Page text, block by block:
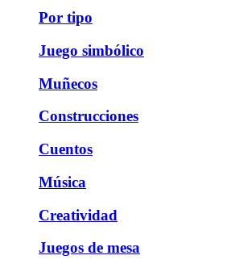
Por tipo
Juego simbólico
Muñecos
Construcciones
Cuentos
Música
Creatividad
Juegos de mesa